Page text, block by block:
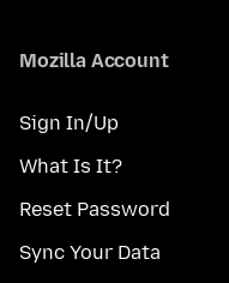
Mozilla Account
Sign In/Up
What Is It?
Reset Password
Sync Your Data